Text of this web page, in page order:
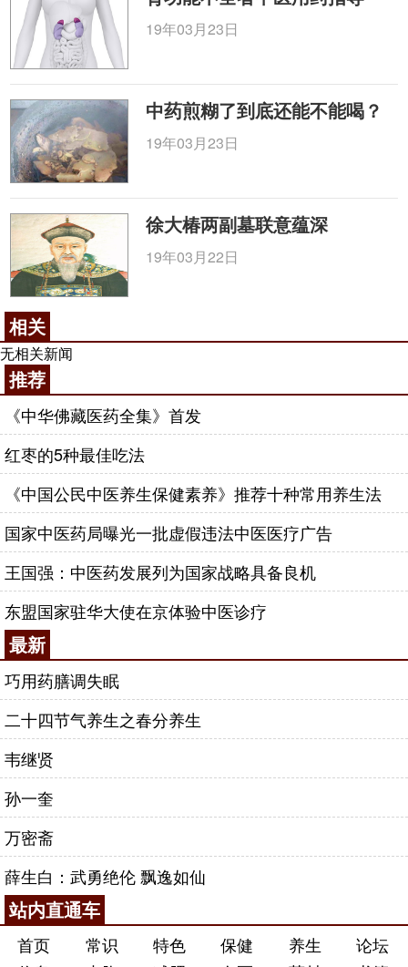
19年03月23日
中药煎糊了到底还能不能喝？
19年03月23日
徐大椿两副墓联意蕴深
19年03月22日
相关
无相关新闻
推荐
《中华佛藏医药全集》首发
红枣的5种最佳吃法
《中国公民中医养生保健素养》推荐十种常用养生法
国家中医药局曝光一批虚假违法中医医疗广告
王国强：中医药发展列为国家战略具备良机
东盟国家驻华大使在京体验中医诊疗
最新
巧用药膳调失眠
二十四节气养生之春分养生
韦继贤
孙一奎
万密斋
薛生白：武勇绝伦 飘逸如仙
站内直通车
首页 常识 特色 保健 养生
论坛